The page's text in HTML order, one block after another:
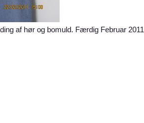
af hør og bomuld. Færdig Februar 2011